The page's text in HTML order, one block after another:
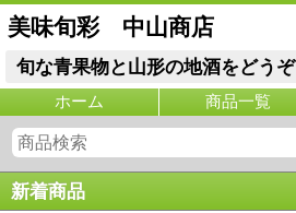
美味旬彩 中山商店
旬な青果物と山形の地酒をどうぞ
ホーム 商品一覧
新着商品